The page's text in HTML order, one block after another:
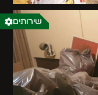
שירותים